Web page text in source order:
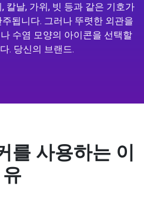
칼날, 가위, 빗 등과 같은 기호가
됩니다. 그러나 뚜렷한 외관을
수염 모양의 아이콘을 선택할
. 당신의 브랜드.
를 사용하는 이
유